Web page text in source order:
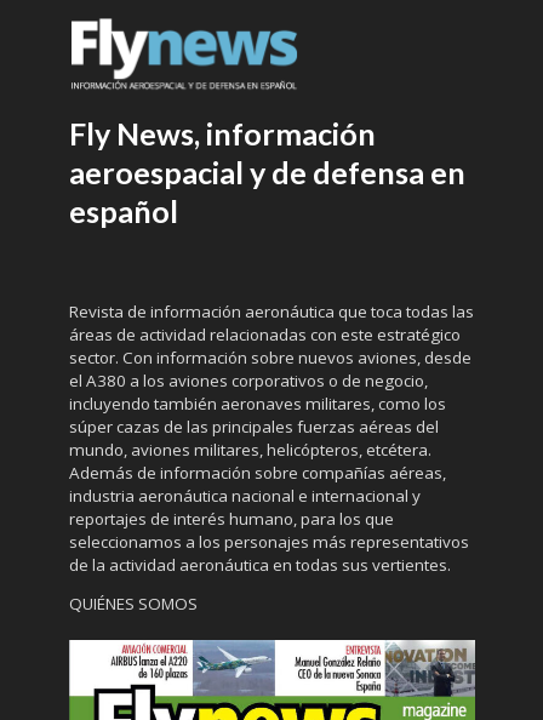
Fly News, información
aeroespacial y de defensa en
español
Revista de información aeronáutica que toca todas las
áreas de actividad relacionadas con este estratégico
sector. Con información sobre nuevos aviones, desde
el A380 a los aviones corporativos o de negocio,
incluyendo también aeronaves militares, como los
súper cazas de las principales fuerzas aéreas del
mundo, aviones militares, helicópteros, etcétera.
Además de información sobre compañías aéreas,
industria aeronáutica nacional e internacional y
reportajes de interés humano, para los que
seleccionamos a los personajes más representativos
de la actividad aeronáutica en todas sus vertientes.
QUIÉNES SOMOS